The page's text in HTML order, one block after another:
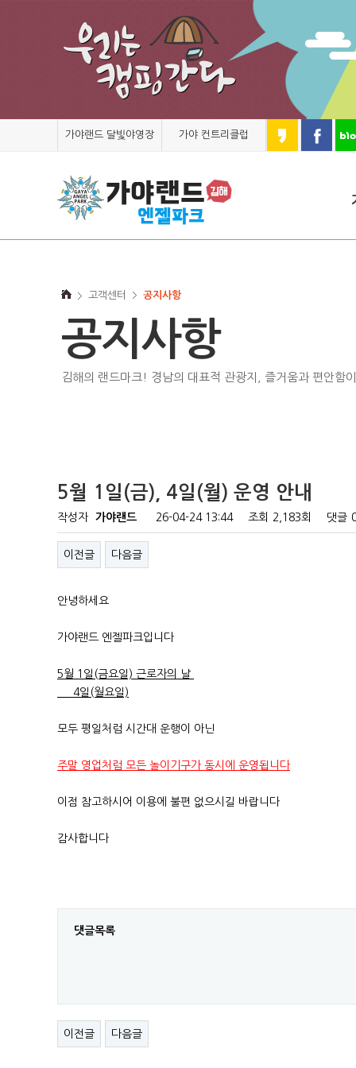
가야랜드 달빛야영장 가야 컨트리클럽
고객센터 공지사항
공지사항
김해의 랜드마크! 경남의 대표적 관광지, 즐거움과 편안함
5월 1일(금), 4일(월) 운영 안내
작성자 가야랜드 26-04-24 13:44 조회 2,183회 댓글
이전글 다음글
안녕하세요
가야랜드 엔젤파크입니다
5월 1일(금요일) 근로자의 날
4일(월요일)
모두 평일처럼 시간대 운행이 아닌
주말 영업처럼 모든 놀이기구가 동시에 운영됩니다
이점 참고하시어 이용에 불편 없으시길 바랍니다
감사합니다
댓글목록
이전글 다음글